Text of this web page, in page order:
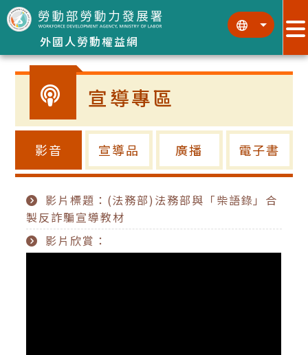
跳到主要內容區塊
外國人勞動權益網
::: :::
宣導專區
影音 宣導品 廣播 電子書
影片標題：(法務部)法務部與「柴語錄」合
製反詐騙宣導教材
影片欣賞：